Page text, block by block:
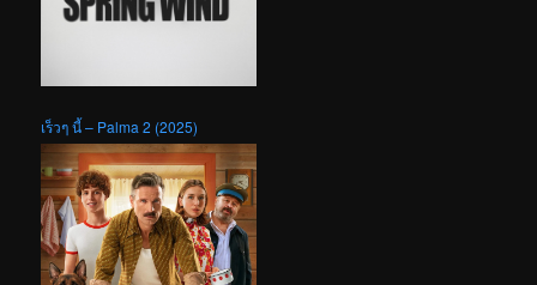
เร็วๆ นี้ – Palma 2 (2025)